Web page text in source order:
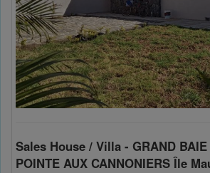
Sales House / Villa - GRAND
POINTE AUX CANNONIERS Île